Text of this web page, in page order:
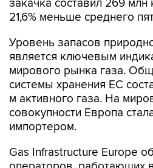
закачка составил 269 млн
21,6% меньше среднего
Уровень запасов
является ключевым
мирового рынка газа.
системы хранения ЕС
м активного газа. На
совокупности Европа
импортером.
Gas Infrastructure Europe